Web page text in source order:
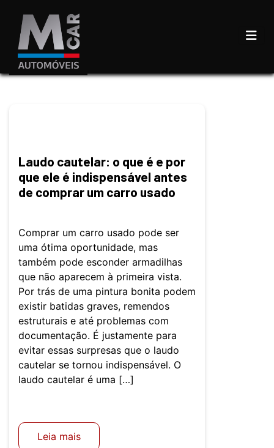
Laudo cautelar: o que é e por
que ele é indispensável antes
de comprar um carro usado
Comprar um carro usado pode ser
uma ótima oportunidade, mas
também pode esconder armadilhas
que não aparecem à primeira vista.
Por trás de uma pintura bonita podem
existir batidas graves, remendos
estruturais e até problemas com
documentação. É justamente para
evitar essas surpresas que o laudo
cautelar se tornou indispensável. O
laudo cautelar é uma […]
Leia mais